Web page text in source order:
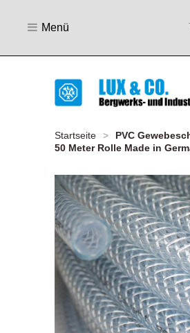
Menü
Startseite >
PVC
50 Meter Rolle Made in